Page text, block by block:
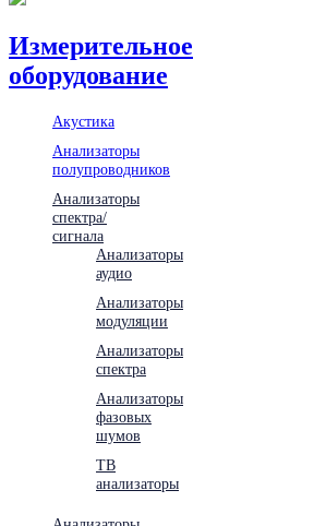
Измерительное
оборудование
Акустика
Анализаторы
полупроводников
Анализаторы
спектра/
сигнала
Анализаторы
аудио
Анализаторы
модуляции
Анализаторы
спектра
Анализаторы
фазовых
шумов
ТВ
анализаторы